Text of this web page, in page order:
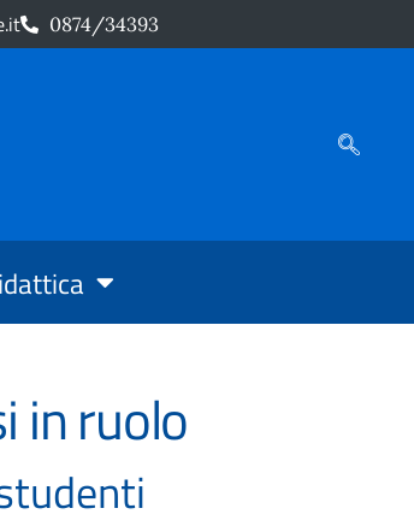
0874/34393
in ruolo